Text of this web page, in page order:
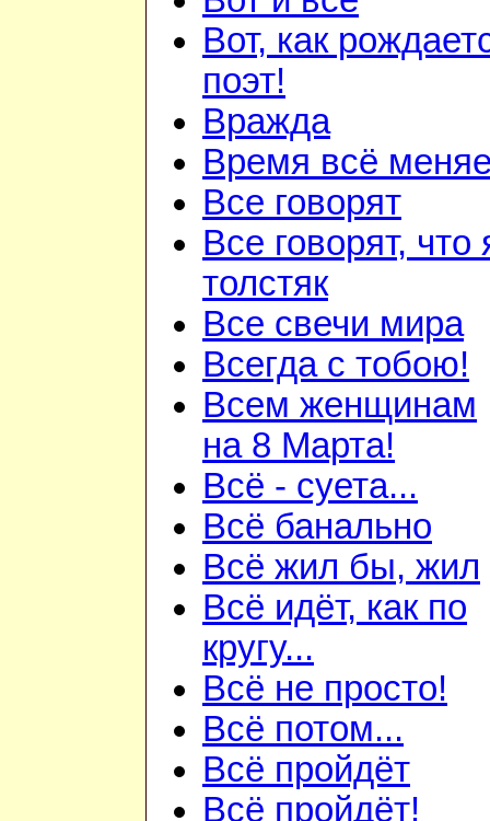
Вот, как
поэт!
Вражда
Время всё
Все говорят
Все говорят, что
толстяк
Все свечи мира
Всегда с тобою!
Всем женщинам
на 8 Марта!
Всё - суета...
Всё банально
Всё жил бы, жил
Всё идёт, как по
кругу...
Всё не просто!
Всё потом...
Всё пройдёт
Всё пройдёт!